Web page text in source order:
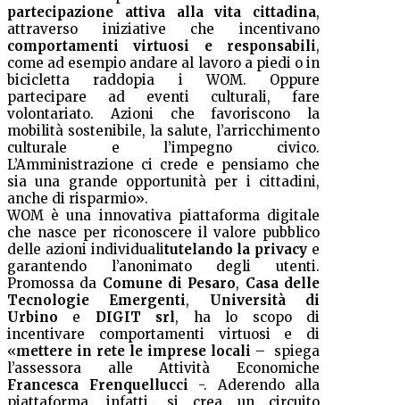
partecipazione attiva alla vita cittadina,
attraverso iniziative che incentivano
comportamenti virtuosi e responsabili,
come ad esempio andare al lavoro a piedi o in
bicicletta raddopia i WOM. Oppure
partecipare ad eventi culturali, fare
volontariato. Azioni che favoriscono la
mobilità sostenibile, la salute, l’arricchimento
culturale e l’impegno civico.
L’Amministrazione ci crede e pensiamo che
sia una grande opportunità per i cittadini,
anche di risparmio».
WOM è una innovativa piattaforma digitale
che nasce per riconoscere il valore pubblico
delle azioni individualitutelando la privacy e
garantendo l’anonimato degli utenti.
Promossa da Comune di Pesaro, Casa delle
Tecnologie Emergenti, Università di
Urbino e DIGIT srl, ha lo scopo di
incentivare comportamenti virtuosi e di
«mettere in rete le imprese locali – spiega
l’assessora alle Attività Economiche
Francesca Frenquellucci -. Aderendo alla